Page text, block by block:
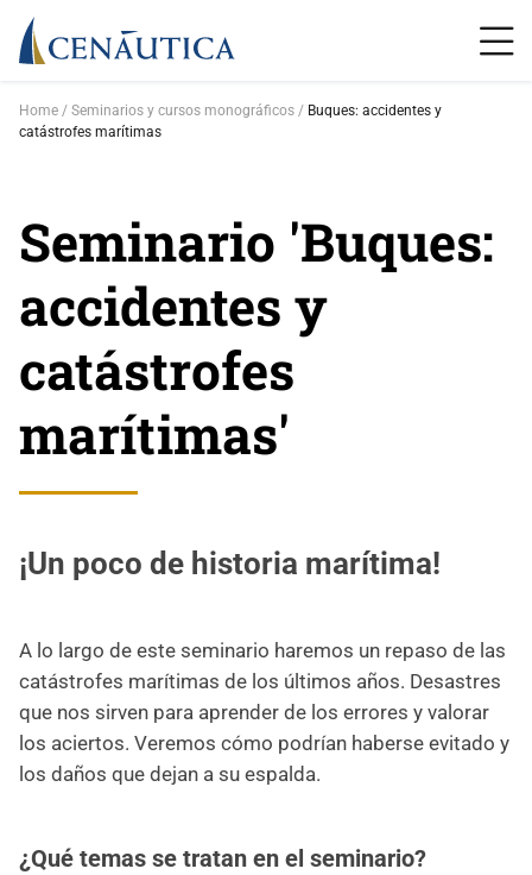
Home Seminarios y cursos monográficos
Buques: accidentes y
catástrofes marítimas
Seminario 'Buques:
accidentes y
catástrofes
marítimas'
¡Un poco de historia marítima!
A lo largo de este seminario haremos un repaso de las
catástrofes marítimas de los últimos años. Desastres
que nos sirven para aprender de los errores y valorar
los aciertos. Veremos cómo podrían haberse evitado y
los daños que dejan a su espalda.
¿Qué temas se tratan en el seminario?